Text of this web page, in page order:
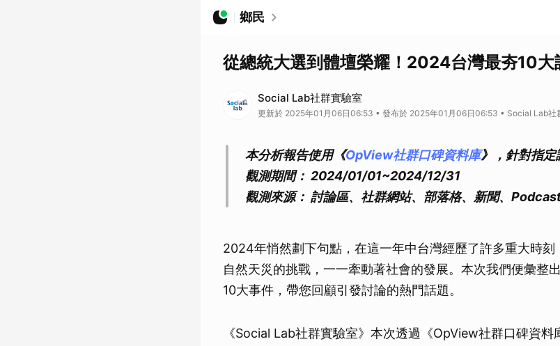
鄉民
從總統大選到體壇榮耀！2024台灣最夯10大
Social Lab社群實驗室
更新於 2025年01月06日06:53 • 發布於 2025年01月06日06:53 • Social Lab社
本分析報告使用《OpView社群口碑資料庫》，針對指定
觀測期間： 2024/01/01~2024/12/31
觀測來源： 討論區、社群網站、部落格、新聞、
2024年悄然劃下句點，在這一年中台灣經歷了許多重大時刻
自然天災的挑戰，一一牽動著社會的發展。本次我們便彙整
10大事件，帶您回顧引發討論的熱門話題。
《Social Lab社群實驗室》本次透過《OpView社群口碑資